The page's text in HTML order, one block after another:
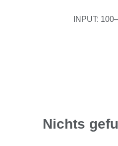
INPUT:
Nichts